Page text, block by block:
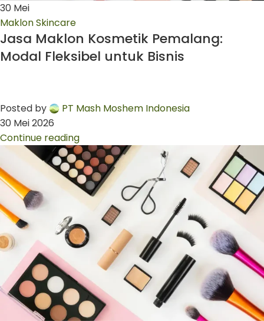
30 Mei
Maklon Skincare
Jasa Maklon Kosmetik Pemalang:
Modal Fleksibel untuk Bisnis
Posted by
PT Mash Moshem Indonesia
30 Mei 2026
Continue reading